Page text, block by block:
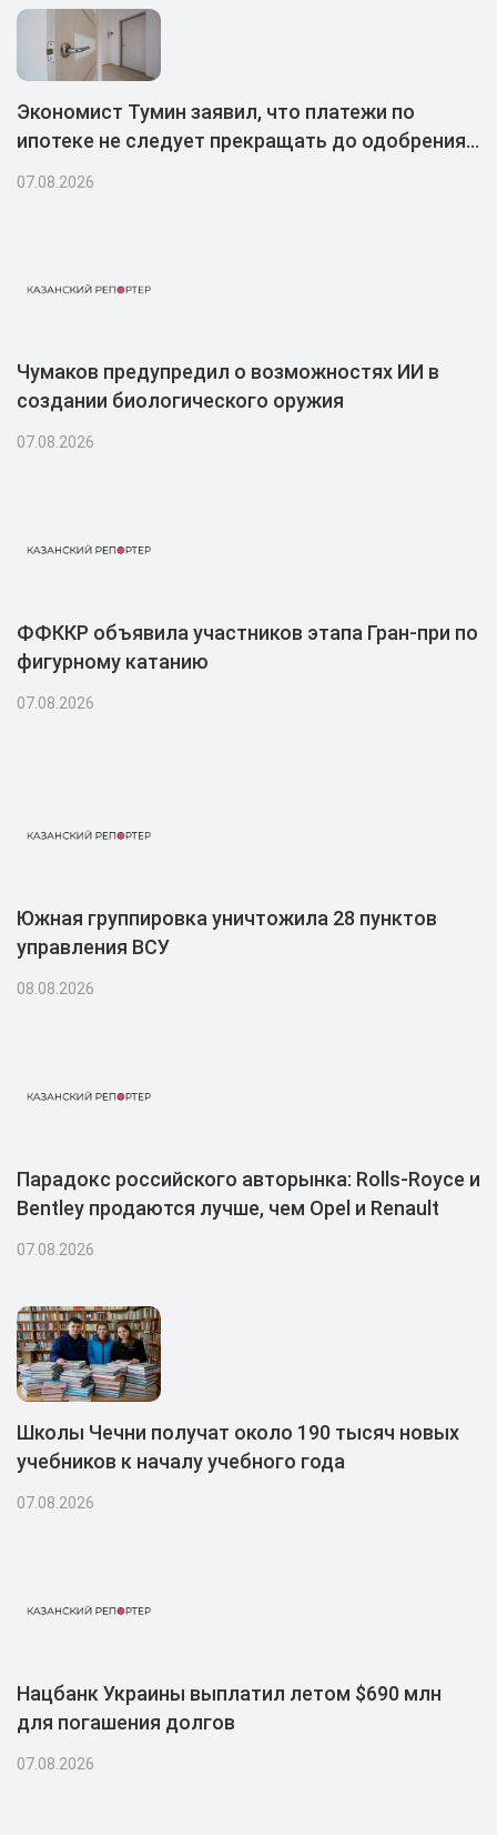
Экономист Тумин заявил, что платежи по
ипотеке не следует прекращать до одобрения
07.08.2026
Чумаков предупредил о возможностях ИИ в
создании биологического оружия
07.08.2026
ФФККР объявила участников этапа Гран-при по
фигурному катанию
07.08.2026
Южная группировка уничтожила 28 пунктов
управления ВСУ
08.08.2026
Парадокс российского авторынка: Rolls-Royce и
Bentley продаются лучше, чем Opel и Renault
07.08.2026
Школы Чечни получат около 190 тысяч новых
учебников к началу учебного года
07.08.2026
Нацбанк Украины выплатил летом $690 млн
для погашения долгов
07.08.2026